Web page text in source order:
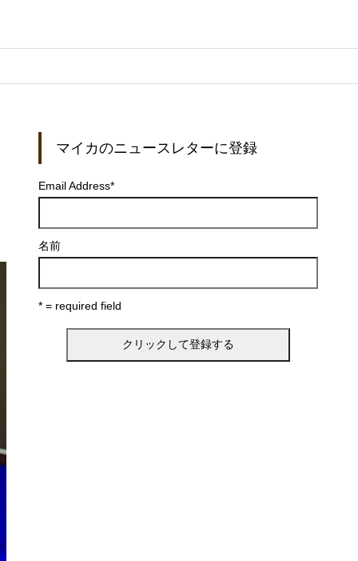
マイカのニュースレターに登録
Email Address*
名前
* = required field